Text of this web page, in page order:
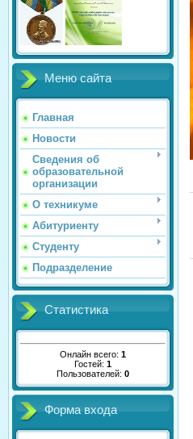
Меню сайта
Главная
Новости
Сведения об
образовательной
организации
О техникуме
Абитуриенту
Студенту
Подразделение
Статистика
Онлайн всего: 1
Гостей: 1
Пользователей: 0
Форма входа